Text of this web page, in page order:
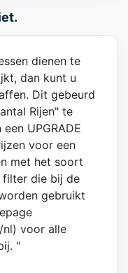
dienen te
dan kunt u
Dit gebeurd
Rijen" te
UPGRADE
voor een
met het soort
filter die bij de
gebruikt
voor alle
"